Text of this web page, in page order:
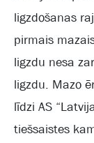
ligzdošanas
pirmais
ligzdu nesa
ligzdu. Mazo
līdzi AS
tiešsaistes